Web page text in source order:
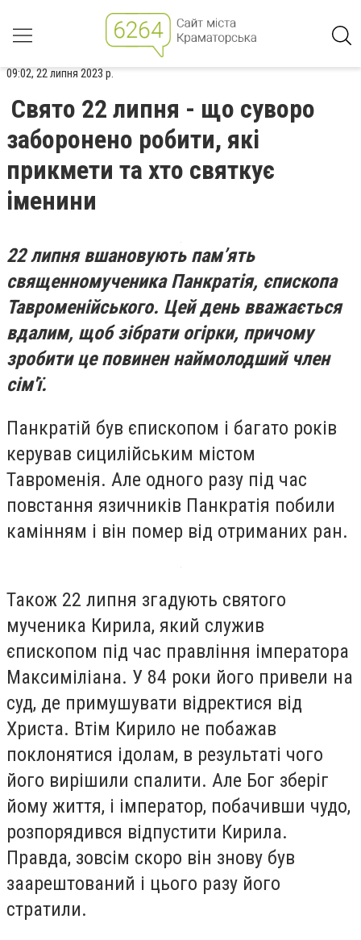
09:02, 22 липня 2023 р.
Свято 22 липня - що суворо
заборонено робити, які
прикмети та хто святкує
іменини
22 липня вшановують пам’ять
священномученика Панкратія, єпископа
Тавроменійського. Цей день вважається
вдалим, щоб зібрати огірки, причому
зробити це повинен наймолодший член
сім'ї.
Панкратій був єпископом і багато років
керував сицилійським містом
Тавроменія. Але одного разу під час
повстання язичників Панкратія побили
камінням і він помер від отриманих ран.
Також 22 липня згадують святого
мученика Кирила, який служив
єпископом під час правління імператора
Максиміліана. У 84 роки його привели на
суд, де примушувати відректися від
Христа. Втім Кирило не побажав
поклонятися ідолам, в результаті чого
його вирішили спалити. Але Бог зберіг
йому життя, і імператор, побачивши чудо,
розпорядився відпустити Кирила.
Правда, зовсім скоро він знову був
заарештований і цього разу його
стратили.